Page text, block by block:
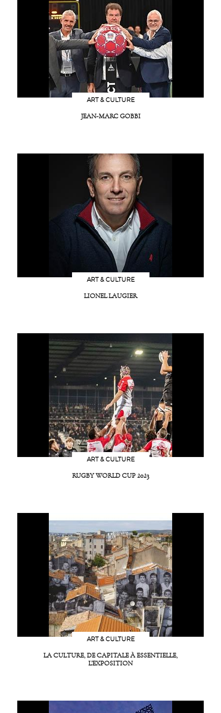
ART & CULTURE
JEAN-MARC GOBBI
ART & CULTURE
LIONEL LAUGIER
ART & CULTURE
RUGBY WORLD CUP 2023
ART & CULTURE
LA CULTURE, DE CAPITALE À ESSENTIELLE,
L’EXPOSITION